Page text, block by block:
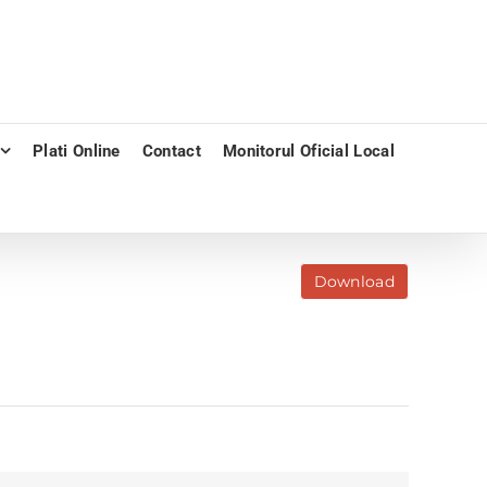
Plati Online Contact Monitorul Oficial Local
Download